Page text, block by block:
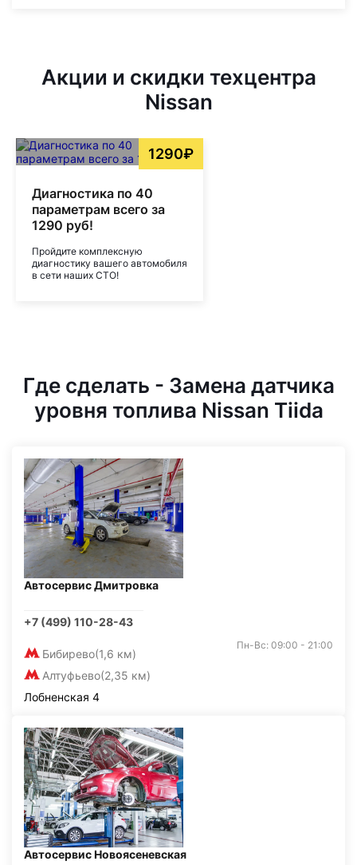
Акции и скидки техцентра
Nissan
1290₽
Диагностика по 40
параметрам всего за
1290 руб!
Пройдите комплексную
диагностику вашего автомобиля
в сети наших СТО!
Где сделать - Замена датчика
уровня топлива Nissan Tiida
Автосервис Дмитровка
+7 (499) 110-28-43
Бибирево(1,6 км)
Алтуфьево(2,35 км)
Пн-Вс: 09:00 - 21:00
Лобненская 4
Автосервис Новоясеневская